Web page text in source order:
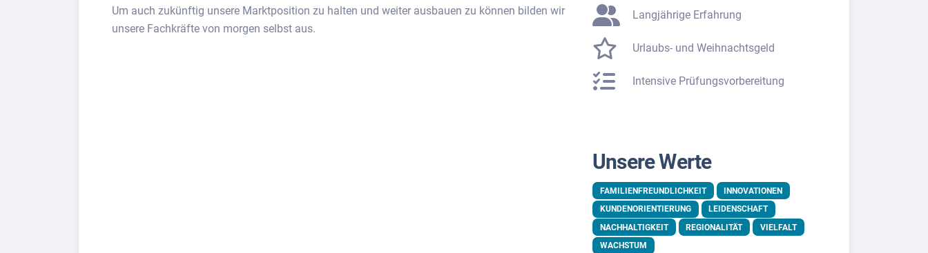
Um auch zukünftig unsere Marktposition zu halten und weiter ausbauen zu können bilden wir
unsere Fachkräfte von morgen selbst aus.
Langjährige Erfahrung
Urlaubs- und Weihnachtsgeld
Intensive Prüfungsvorbereitung
Unsere Werte
FAMILIENFREUNDLICHKEIT
INNOVATIONEN
KUNDENORIENTIERUNG
LEIDENSCHAFT
NACHHALTIGKEIT
REGIONALITÄT
VIELFALT
WACHSTUM